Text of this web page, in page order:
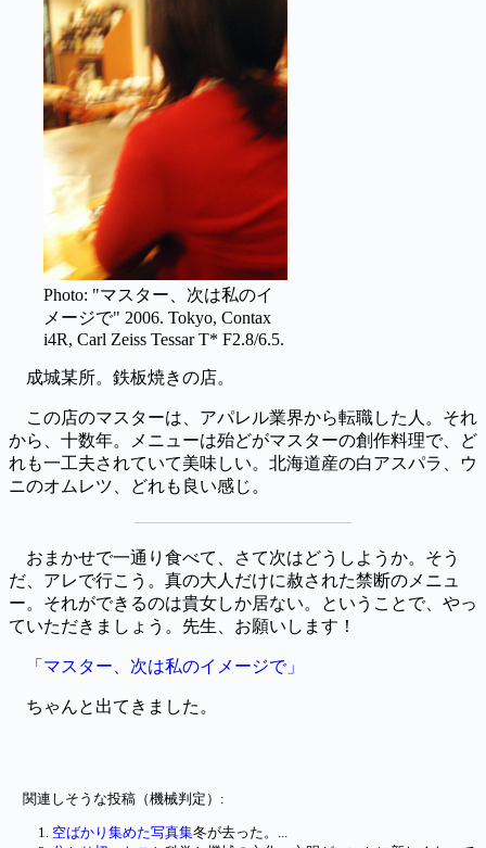
Photo: "マスター、次は私のイ
メージで" 2006. Tokyo, Contax
i4R, Carl Zeiss Tessar T* F2.8/6.5.
成城某所。鉄板焼きの店。
この店のマスターは、アパレル業界から転職した人。それ
から、十数年。メニューは殆どがマスターの創作料理で、ど
れも一工夫されていて美味しい。北海道産の白アスパラ、ウ
ニのオムレツ、どれも良い感じ。
おまかせで一通り食べて、さて次はどうしようか。そう
だ、アレで行こう。真の大人だけに赦された禁断のメニュ
ー。それができるのは貴女しか居ない。ということで、やっ
ていただきましょう。先生、お願いします！
「マスター、次は私のイメージで」
ちゃんと出てきました。
関連しそうな投稿（機械判定）:
空ばかり集めた写真集冬が去った。...